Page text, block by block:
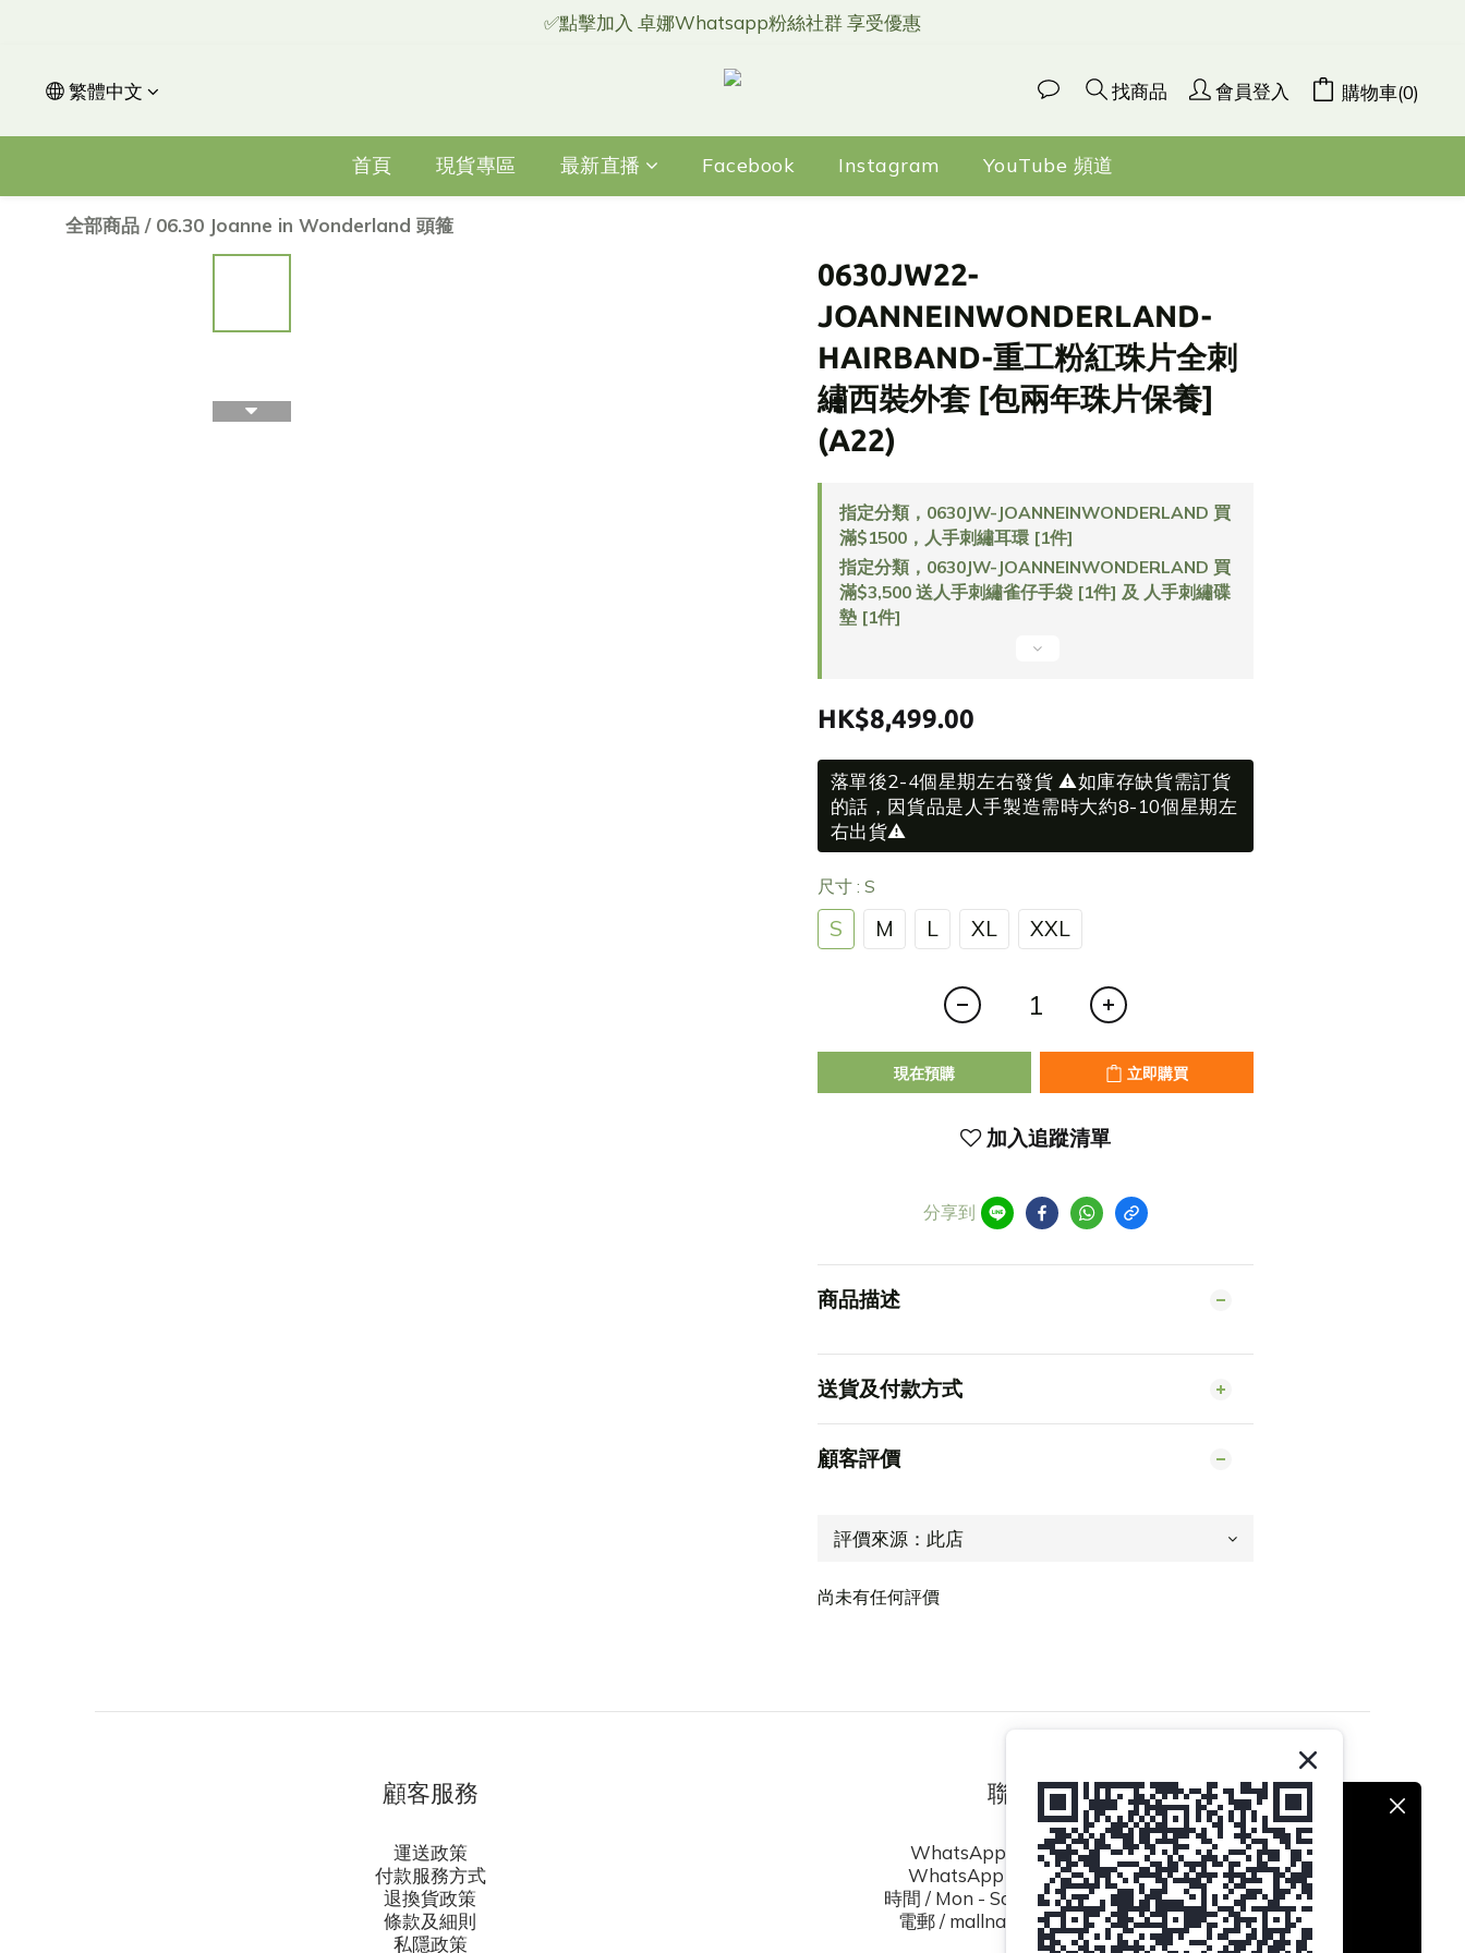
✅點擊加入 卓娜Whatsapp粉絲社群 享受優惠
繁體中文 找商品 會員登入 購物車(0)
首頁 現貨專區 最新直播 Facebook Instagram YouTube 頻道
全部商品 / 06.30 Joanne in Wonderland 頭箍
0630JW22-
JOANNEINWONDERLAND-
HAIRBAND-重工粉紅珠片全刺
繡西裝外套 [包兩年珠片保養]
(A22)
指定分類，0630JW-JOANNEINWONDERLAND 買
滿$1500，人手刺繡耳環 [1件]
指定分類，0630JW-JOANNEINWONDERLAND 買
滿$3,500 送人手刺繡雀仔手袋 [1件] 及 人手刺繡碟
墊 [1件]
HK$8,499.00
落單後2-4個星期左右發貨 ⚠️如庫存缺貨需訂貨
的話，因貨品是人手製造需時大約8-10個星期左
右出貨⚠️
尺寸 : S
S M L XL XXL
現在預購 立即購買
加入追蹤清單
分享到
商品描述
送貨及付款方式
顧客評價
尚未有任何評價
顧客服務
運送政策
付款服務方式
退換貨政策
條款及細則
私隱政策
聯絡我們
WhatsApp / (852) 8493 0839
WhatsApp / (852) 8494 5423
時間 / Mon - Sat 10:30am to 6:30pm
電郵 / mallnatural.hk@gmail.com